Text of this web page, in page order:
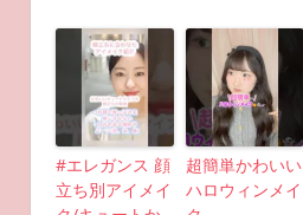
#エレガンス 顔
立ち別アイメイ
超簡単かわいい
ハロウィンメイ